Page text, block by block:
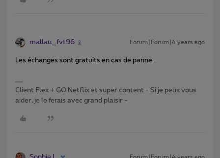
mallau_fvt96 Forum|Forum|4 years ago
Les échanges sont gratuits en cas de panne ..
Client Flex + GO Netflix et super content - Si je peux vous
aider, je le ferais avec grand plaisir -